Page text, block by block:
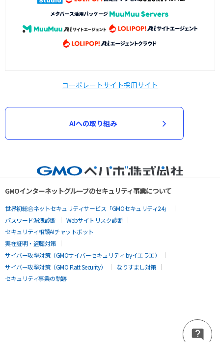
コーポレートサイト採用サイト
AIへの取り組み
GMOインターネットグループのセキュリティ事業について
世界初総合ネットセキュリティサービス「GMOセキュリティ24」
パスワード漏洩診断
Webサイトリスク診断
セキュリティ相談AIチャットボット
実在証明・盗聴対策
サイバー攻撃対策（GMOサイバーセキュリティ byイエラエ）
サイバー攻撃対策（GMO Flatt Security）
なりすまし対策
セキュリティ事業の軌跡